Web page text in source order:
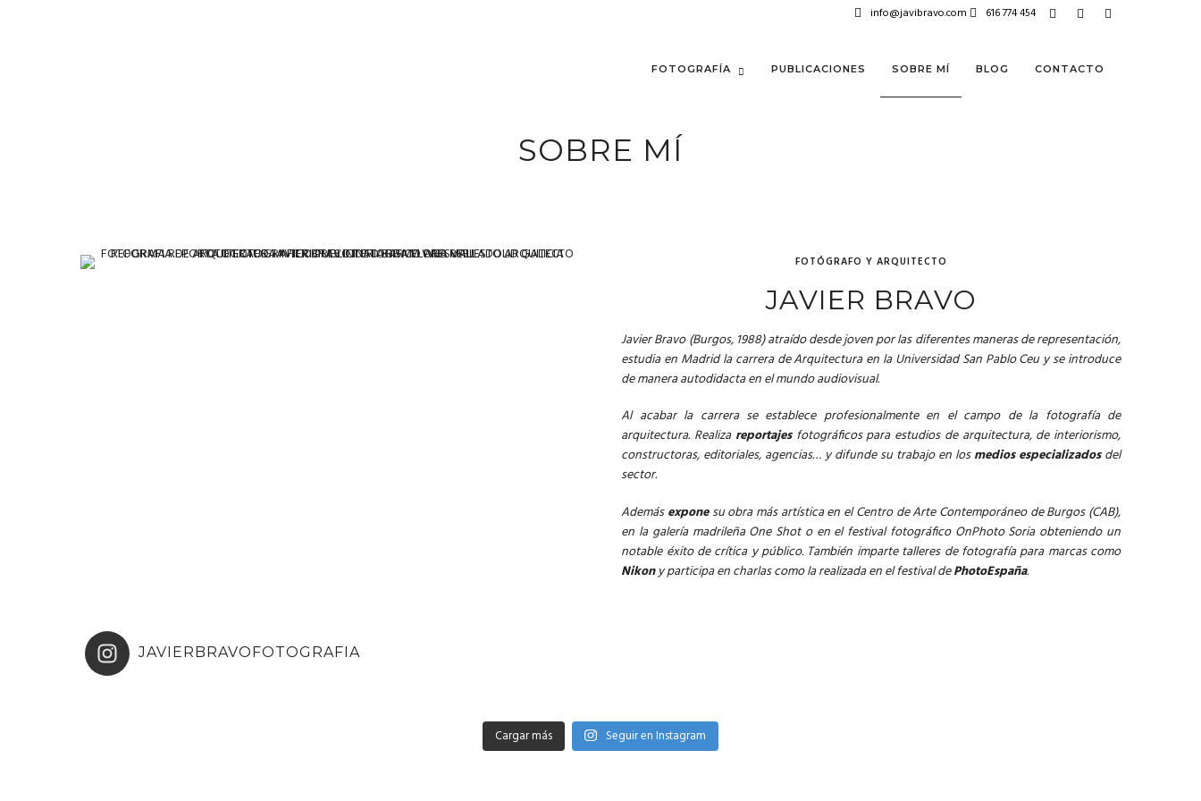
info@javibravo.com 616 774 454
FOTOGRAFÍA PUBLICACIONES SOBRE MÍ BLOG CONTACTO
SOBRE MÍ
FOTÓGRAFO Y ARQUITECTO
JAVIER BRAVO
Javier Bravo (Burgos, 1988) atraído desde joven por las diferentes maneras de representación,
estudia en Madrid la carrera de Arquitectura en la Universidad San Pablo Ceu y se introduce
de manera autodidacta en el mundo audiovisual.
Al acabar la carrera se establece profesionalmente en el campo de la fotografía de
arquitectura. Realiza reportajesfotográficos para estudios de arquitectura, de interiorismo,
constructoras, editoriales, agencias… y difunde su trabajo en losmedios especializadosdel
sector.
Ademásexponesu obra más artística en el Centro de Arte Contemporáneo de Burgos (CAB),
en la galería madrileña One Shot o en el festival fotográfico OnPhoto Soria obteniendo un
notable éxito de crítica y público. También imparte talleres de fotografía para marcas como
Nikony participa en charlas como la realizada en el festival dePhotoEspaña.
JAVIERBRAVOFOTOGRAFIA
Cargar más Seguir en Instagram